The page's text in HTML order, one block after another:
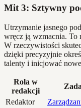
Mit 3: Sztywny
Utrzymanie jasnego
wręcz ją wzmacnia. To
W rzeczywistości
dzięki precyzyjnie
talenty i inicjować
Rola w
redakcji
Redaktor